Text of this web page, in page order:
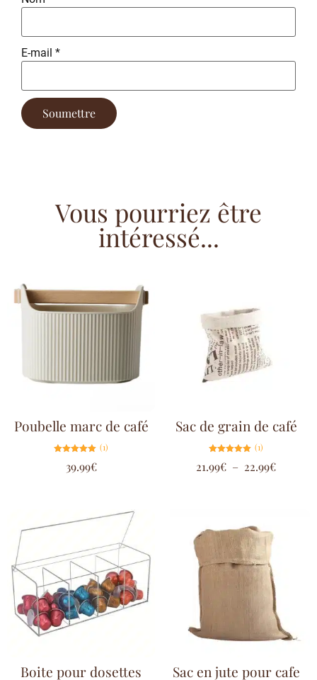
E-mail *
Vous pourriez être
intéressé...
Poubelle marc de café
5.00
sur 5
(1)
39.99€
Sac de grain de café
5.00
(1)
21.99€ – 22.99€
Boite pour dosettes
Sac en jute pour cafe